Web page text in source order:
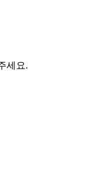
세요.